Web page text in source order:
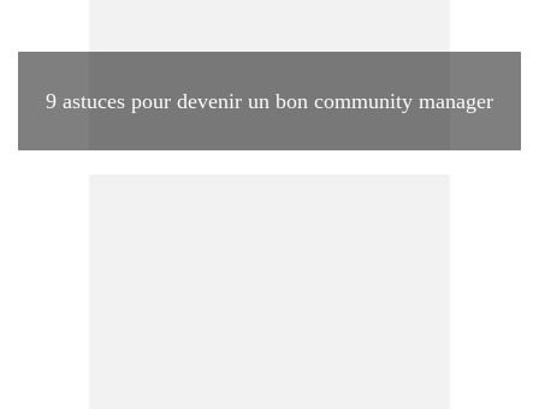
9 astuces pour devenir un bon community manager